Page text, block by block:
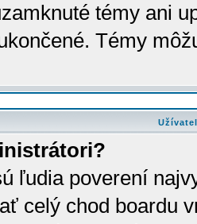
témy ani
Témy
ľudia poverení
celý chod boardu